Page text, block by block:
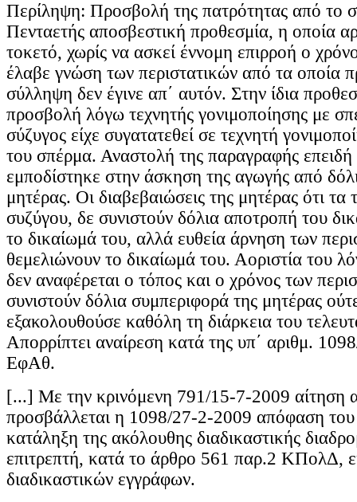
Περίληψη: Προσβολή της πατρότητας από το
Πενταετής αποσβεστική προθεσμία, η οποία
τοκετό, χωρίς να ασκεί έννομη επιρροή ο
έλαβε γνώση των περιστατικών από τα οποία
σύλληψη δεν έγινε απ΄ αυτόν. Στην ίδια
προσβολή λόγω τεχνητής γονιμοποίησης με
σύζυγος είχε συγατατεθεί σε τεχνητή
του σπέρμα. Αναστολή της παραγραφής επειδή
εμποδίστηκε στην άσκηση της αγωγής από
μητέρας. Οι διαβεβαιώσεις της μητέρας ότι τα
συζύγου, δε συνιστούν δόλια αποτροπή του
το δικαίωμά του, αλλά ευθεία άρνηση των
θεμελιώνουν το δικαίωμά του. Αοριστία του
δεν αναφέρεται ο τόπος και ο χρόνος των
συνιστούν δόλια συμπεριφορά της μητέρας
εξακολουθούσε καθόλη τη διάρκεια του
Απορρίπτει αναίρεση κατά της υπ΄ αριθμ.
ΕφΑθ.
[...] Με την κρινόμενη 791/15-7-2009 αίτηση
προσβάλλεται η 1098/27-2-2009 απόφαση
κατάληξη της ακόλουθης διαδικαστικής
επιτρεπτή, κατά το άρθρο 561 παρ.2 ΚΠολΔ,
διαδικαστικών εγγράφων.